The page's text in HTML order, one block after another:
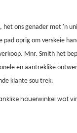
het ons genader met 'n
pad oprig om verskeie
Mnr. Smith het
en aantreklike
klante sou trek.